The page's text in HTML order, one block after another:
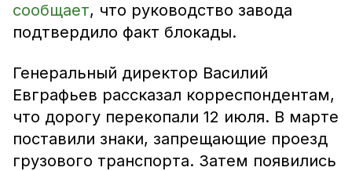
сообщает, что руководство завода
подтвердило факт блокады.
Генеральный директор Василий
Евграфьев рассказал корреспондентам,
что дорогу перекопали 12 июля. В марте
поставили знаки, запрещающие проезд
грузового транспорта. Затем появились